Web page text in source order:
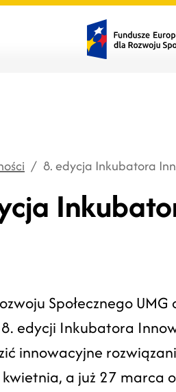
/ 8. edycja Inkubatora
Społecznego
edycji Inkubatora
innowacyjne
a już 27 marca